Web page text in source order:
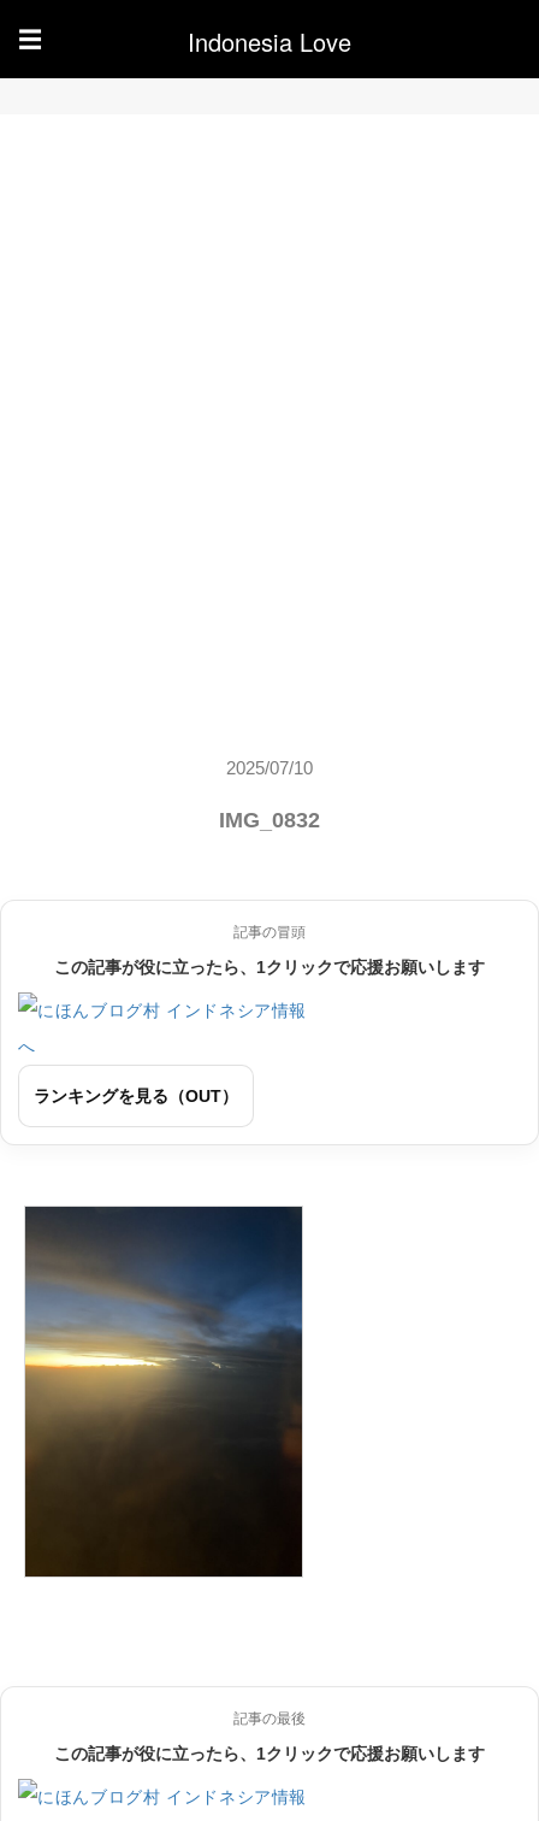
☰ Indonesia Love
2025/07/10
IMG_0832
記事の冒頭
この記事が役に立ったら、1クリックで応援お願いします
ランキングを見る（OUT）
記事の最後
この記事が役に立ったら、1クリックで応援お願いします